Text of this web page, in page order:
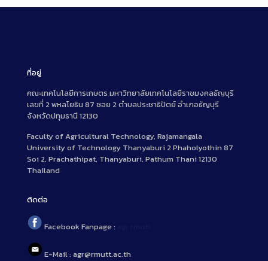
ที่อยู่
คณะเทคโนโลยีการเกษตร มหาวิทยาลัยเทคโนโลยีราชมงคลธัญบุรี
เลขที่ 2 พหลโยธิน 87 ซอย 2 ตำบลประชาธิปัตย์ อำเภอธัญบุรี
จังหวัดปทุมธานี 12130
Faculty of Agricultural Technology, Rajamangala
University of Technology Thanyaburi 2 Phaholyothin 87
Soi 2, Prachathipat, Thanyaburi, Pathum Thani 12130
Thailand
ติดต่อ
Facebook Fanpage :
E-Mail : agr@rmutt.ac.th